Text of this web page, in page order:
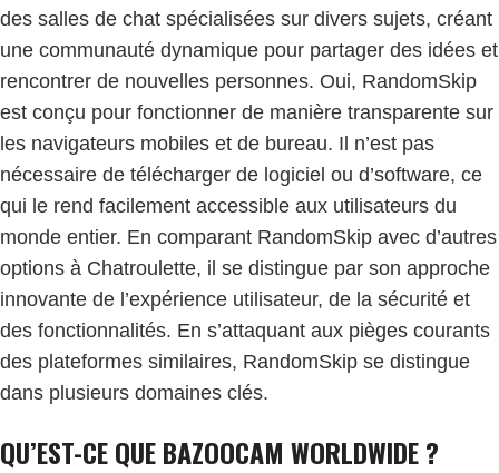
des salles de chat spécialisées sur divers sujets, créant
une communauté dynamique pour partager des idées et
rencontrer de nouvelles personnes. Oui, RandomSkip
est conçu pour fonctionner de manière transparente sur
les navigateurs mobiles et de bureau. Il n’est pas
nécessaire de télécharger de logiciel ou d’software, ce
qui le rend facilement accessible aux utilisateurs du
monde entier. En comparant RandomSkip avec d’autres
options à Chatroulette, il se distingue par son approche
innovante de l’expérience utilisateur, de la sécurité et
des fonctionnalités. En s’attaquant aux pièges courants
des plateformes similaires, RandomSkip se distingue
dans plusieurs domaines clés.
QU’EST-CE QUE BAZOOCAM WORLDWIDE ?